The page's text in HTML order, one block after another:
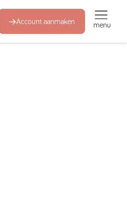
Account aanmaken menu